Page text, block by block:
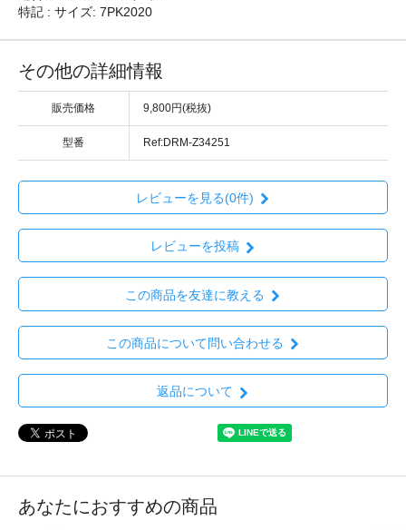
特記 : サイズ: 7PK2020
その他の詳細情報
販売価格 9,800円(税抜)
型番 Ref:DRM-Z34251
レビューを見る(0件)
レビューを投稿
この商品を友達に教える
この商品について問い合わせる
返品について
あなたにおすすめの商品